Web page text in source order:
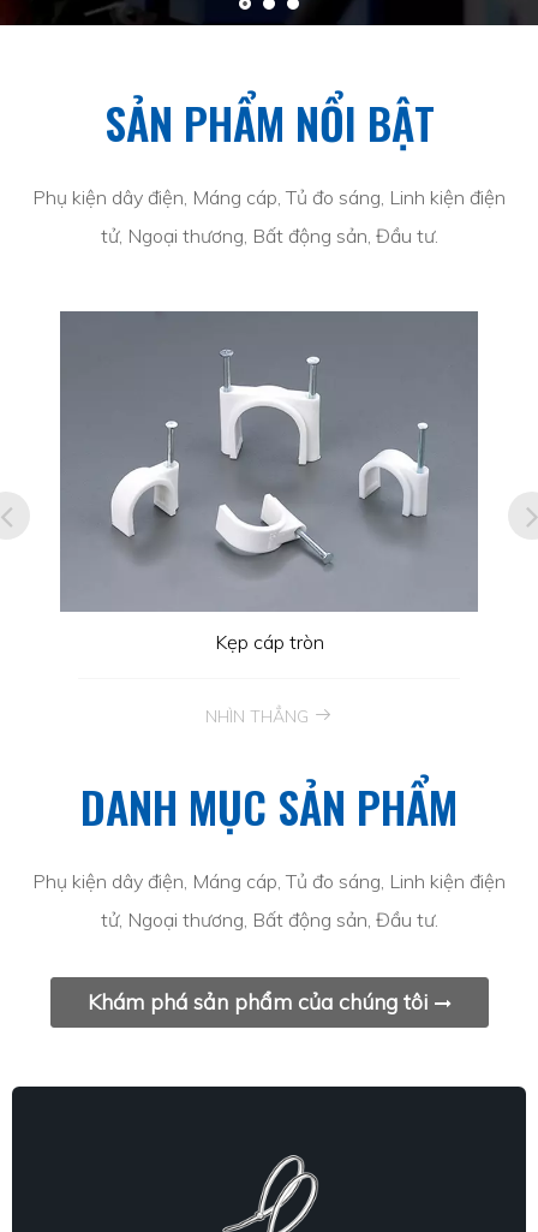
SẢN PHẨM NỔI BẬT
Phụ kiện dây điện, Máng cáp, Tủ đo sáng, Linh kiện điện
tử, Ngoại thương, Bất động sản, Đầu tư.
Kẹp cáp tròn
NHÌN THẲNG
DANH MỤC SẢN PHẨM
Phụ kiện dây điện, Máng cáp, Tủ đo sáng, Linh kiện điện
tử, Ngoại thương, Bất động sản, Đầu tư.
Khám phá sản phẩm của chúng tôi